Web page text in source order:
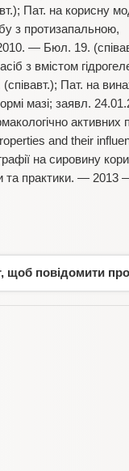
Пат. на корисну
з протизапальною,
— Бюл. 19.
з вмістом
Пат. на
мазі; заявл.
активних
and their
на сировину
та практики. —
щоб повідомити